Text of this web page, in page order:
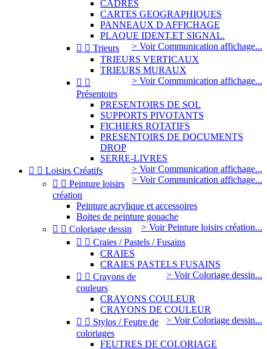
CADRES
CARTES GEOGRAPHIQUES
PANNEAUX D AFFICHAGE
PLAQUE IDENT.ET SIGNAL.
> Voir Communication affichage...
  Trieurs
TRIEURS VERTICAUX
TRIEURS MURAUX
> Voir Communication affichage...
 
Présentoirs
PRESENTOIRS DE SOL
SUPPORTS PIVOTANTS
FICHIERS ROTATIFS
PRESENTOIRS DE DOCUMENTS
DROP
SERRE-LIVRES
> Voir Communication affichage...
> Voir Communication affichage...
  Loisirs Créatifs
  Peinture loisirs
création
Peinture acrylique et accessoires
Boites de peinture gouache
> Voir Peinture loisirs création...
  Coloriage dessin
  Craies / Pastels / Fusains
CRAIES
CRAIES PASTELS FUSAINS
> Voir Coloriage dessin...
  Crayons de
couleurs
CRAYONS COULEUR
CRAYONS DE COULEUR
> Voir Coloriage dessin...
  Stylos / Feutre de
coloriages
FEUTRES DE COLORIAGE